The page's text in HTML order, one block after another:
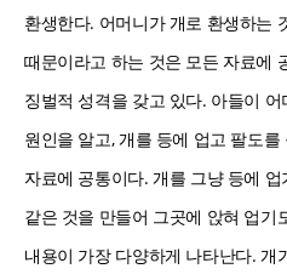
환생한다. 어머니가 개로 환생하는
때문이라고 하는 것은 모든 자료에
징벌적 성격을 갖고 있다. 아들이
원인을 알고, 개를 등에 업고 팔도
자료에 공통이다. 개를 그냥 등에
같은 것을 만들어 그곳에 앉혀 업기
내용이 가장 다양하게 나타난다. 개